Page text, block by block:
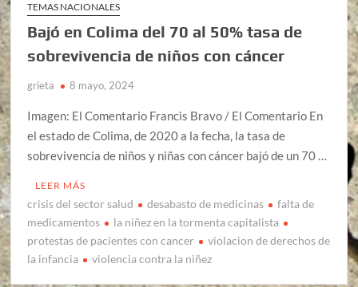
TEMAS NACIONALES
Bajó en Colima del 70 al 50% tasa de
sobrevivencia de niños con cáncer
grieta 8 mayo, 2024
Imagen: El Comentario Francis Bravo / El Comentario En
el estado de Colima, de 2020 a la fecha, la tasa de
sobrevivencia de niños y niñas con cáncer bajó de un 70 …
LEER MÁS
crisis del sector salud desabasto de medicinas
falta de
medicamentos
la niñez en la tormenta capitalista
protestas de pacientes con cancer
violacion de derechos de
la infancia
violencia contra la niñez